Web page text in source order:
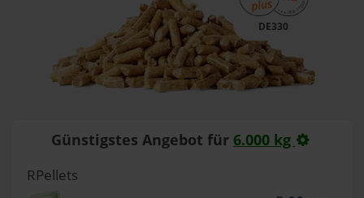
DE330
Günstigstes Angebot für 6.000 kg
RPellets